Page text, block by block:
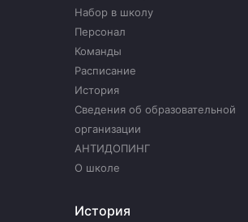
Набор в школу
Персонал
Команды
Расписание
История
Сведения об образовательной
организации
АНТИДОПИНГ
О школе
История